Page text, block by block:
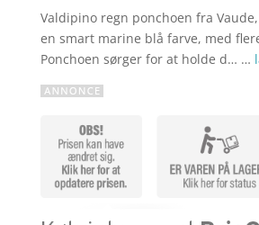
Valdipino regn ponchoen fra
en smart marine blå farve, med
Ponchoen sørger for at holde d… …